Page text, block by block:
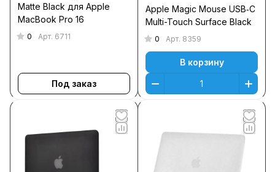
Matte Black для Apple
MacBook Pro 16
0 Арт. 6711
Под заказ
Apple Magic Mouse USB‑C
Multi-Touch Surface Black
0 Арт. 8359
В корзину